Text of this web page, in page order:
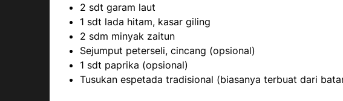
2 sdt garam laut
1 sdt lada hitam, kasar giling
2 sdm minyak zaitun
Sejumput peterseli, cincang (opsional)
1 sdt paprika (opsional)
Tusukan espetada tradisional (biasanya terbuat dari